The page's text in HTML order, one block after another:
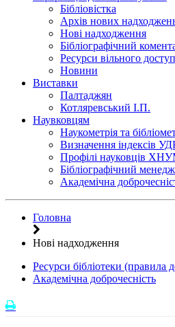
Бібліовістка
Архів нових
Нові надходження
Бібліографічний
Ресурси вільного
Новини
Виставки
Палтаджян
Котляревський І.П.
Наувковцям
Наукометрія та
Визначення індексів
Профілі науковців
Бібліографічний
Академічна
Головна
Нові надходження
Ресурси бібліотеки (правила
Академічна доброчесність